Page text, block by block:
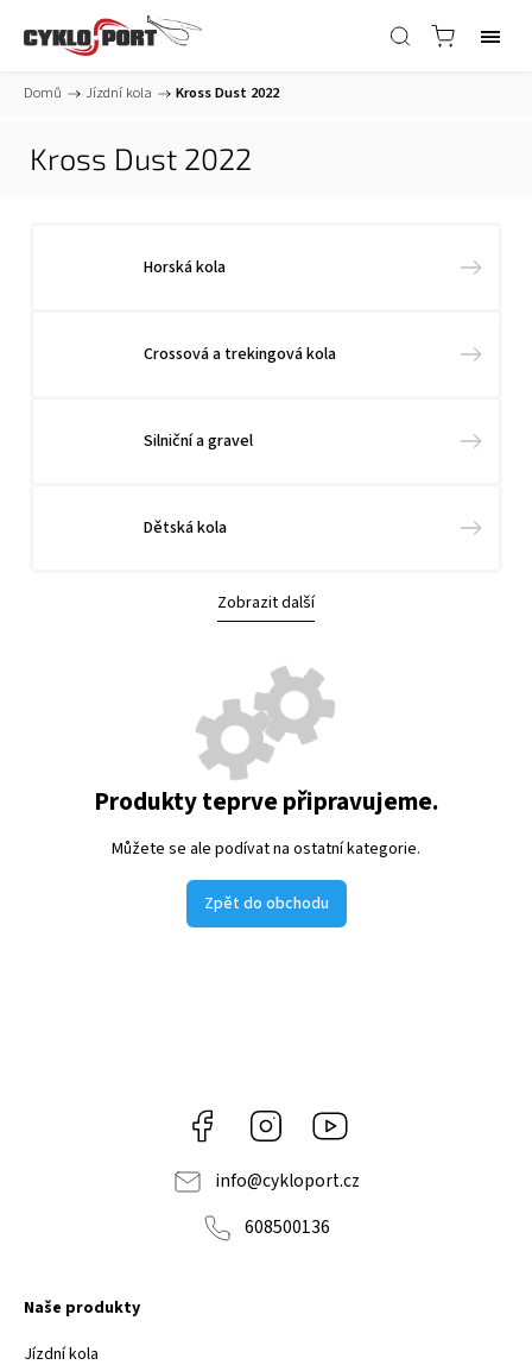
Domů / Jízdní kola / Kross Dust 2022
Kross Dust 2022
Horská kola
Crossová a trekingová kola
Silniční a gravel
Dětská kola
Zobrazit další
Produkty teprve připravujeme.
Můžete se ale podívat na ostatní kategorie.
Zpět do obchodu
Facebook Instagram
info@cykloport.cz
608500136
Naše produkty
Jízdní kola